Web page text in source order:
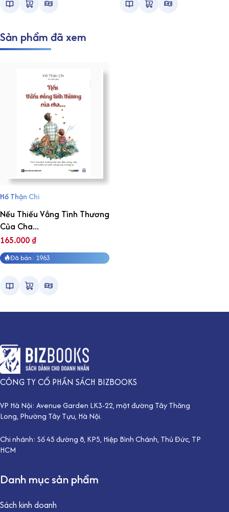
Sản phẩm đã xem
Hồ Thận Chi
Nếu Thiếu Vắng Tình Thương
Của Cha...
165.000₫
Đã bán: 1963
CÔNG TY CỔ PHẦN SÁCH BIZBOOKS
VP Hà Nội: Avenue Garden LK3-22, mặt đường Tây Thăng
Long, Phường Tây Tựu, Hà Nội.
Chi nhánh: Số 45 đường 8, KP5, Hiệp Bình Chánh, Thủ Đức, TP
HCM
Danh mục sản phẩm
Sách kinh doanh